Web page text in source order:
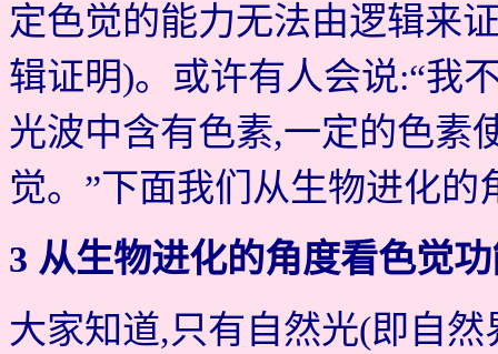
定色觉的能力无法由逻辑来
辑证明)。或许有人会说:“我
光波中含有色素,一定的色素
觉。”下面我们从生物进化
3 从生物进化的角度看色觉
大家知道,只有自然光(即自